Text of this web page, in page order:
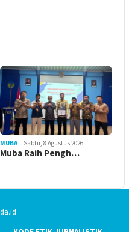
MUBA Sabtu, 8 Agustus 2026
Muba Raih Pengh…